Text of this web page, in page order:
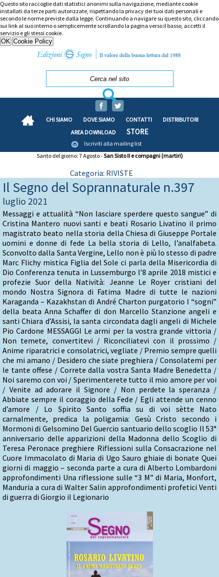
Questo sito raccoglie dati statistici anonimi sulla navigazione, mediante cookie
installati da terze parti autorizzate, rispettando la privacy dei tuoi dati personali e
secondo le norme previste dalla legge. Continuando a navigare su questo sito, cliccando
sui link al suo interno o semplicemente scrollando la pagina verso il basso, accetti il
servizio e gli stessi cookie.
CHI SIAMO DOVE SIAMO CONTATTI
DISTRIBUTORI
AREA DOWNLOAD
STORE
Iscriviti alla mailing list
Santo del giorno: 7 Agosto -San Sisto II e compagni (martiri)
Categoria: RIVISTE
Il Segno del Soprannaturale n.397
luglio 2021
Messaggi e attualità “Non lasciare sperdere questo sangue” di
Cristina Mantero nuovi santi e beati Rosario Livatino il primo
magistrato beato nella storia della Chiesa di Giuseppe Portale
uomini e donne di fede La bella storia di Lello, l’analfabeta.
Sconvolto dalla Santa Vergine, Lello non è più lo stesso di padre
Marc Flichy mistica Figlia del Sole ci parla della Misericordia di
Dio Conferenza tenuta in Lussemburgo l’8 aprile 2018 mistici e
profezie Suor della Natività: Jeanne Le Royer cristiani del
mondo Nostra Signora di Fatima Madre di tutte le nazioni
Karaganda – Kazakhstan di André Charton purgatorio I “sogni”
della beata Anna Schaffer di don Marcello Stanzione angeli e
santi Chiara d’Assisi, la santa circondata dagli angeli di Michele
Pio Cardone MESSAGGI Le armi per la vostra grande vittoria /
Non temete, convertitevi / Riconciliatevi con il prossimo /
Anime riparatrici e consolatrici, vegliate / Premio sempre quelli
che mi amano / Desidero che siate preghiera / Consolatemi per
le tante offese / Correte dalla vostra Santa Madre Benedetta /
Noi saremo con voi / Sperimenterete tutto il mio amore per voi
/ Venite ad adorare il Signore / Non perdete la speranza /
Abbiate sempre il coraggio della Fede / Egli attende un cenno
d’amore / Lo Spirito Santo soffia su di voi sètte Nato
carnalmente, predica la poligamia: Gesù Cristo secondo i
Mormoni di Gelsomino Del Guercio santuario dello scoglio Il 53°
anniversario delle apparizioni della Madonna dello Scoglio di
Teresa Peronace preghiere Riflessioni sulla Consacrazione nel
Cuore Immacolato di Maria di Ugo Sauro ghiaie di bonate Quei
giorni di maggio – seconda parte a cura di Alberto Lombardoni
approfondimenti Una riflessione sulle “3 M” di Maria, Monfort,
Manduria a cura di Walter Salin approfondimenti profetici Venti
di guerra di Giorgio il Legionario